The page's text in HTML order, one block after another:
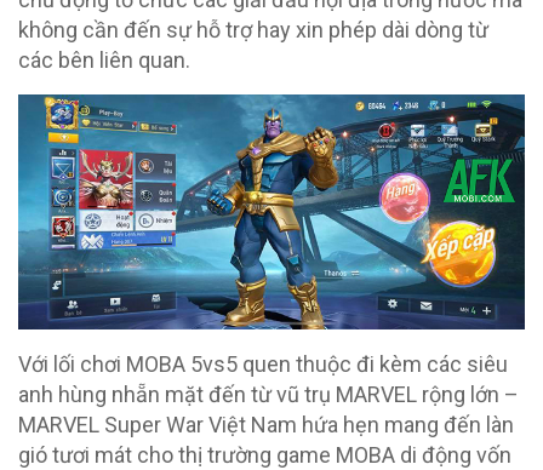
không cần đến sự hỗ trợ hay xin phép dài dòng từ
các bên liên quan.
Với lối chơi MOBA 5vs5 quen thuộc đi kèm các siêu
anh hùng nhẵn mặt đến từ vũ trụ MARVEL rộng lớn –
MARVEL Super War Việt Nam hứa hẹn mang đến làn
gió tươi mát cho thị trường game MOBA di động vốn